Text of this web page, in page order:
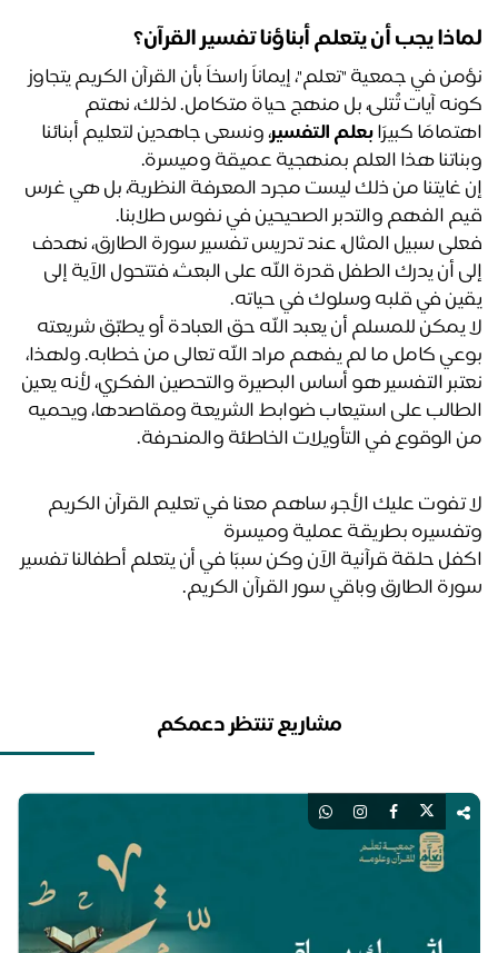
يجب أن يتعلم أبناؤنا تفسير القرآن؟
نؤمن في جمعية "تعلم"، إيماناً راسخاً بأن القرآن الكريم يتجاوز
كونه آيات تُتلى، بل منهج حياة متكامل. لذلك، نهتم
كبيرًا بعلم التفسير
، ونسعى جاهدين لتعليم أبنائنا
هذا العلم بمنهجية عميقة وميسرة.
إن غايتنا من ذلك ليست مجرد المعرفة النظرية، بل هي غرس
الفهم والتدبر الصحيحين في نفوس طلابنا.
فعلى سبيل المثال، عند تدريس تفسير سورة الطارق، نهدف
إلى أن يدرك الطفل قدرة الله على البعث، فتتحول الآية إلى
في قلبه وسلوك في حياته.
لا يمكن للمسلم أن يعبد الله حق العبادة أو يطبّق شريعته
بوعي كامل ما لم يفهم مراد الله تعالى من خطابه. ولهذا،
نعتبر التفسير هو أساس البصيرة والتحصين الفكري، لأنه يعين
الطالب على استيعاب ضوابط الشريعة ومقاصدها، ويحميه
الوقوع في التأويلات الخاطئة والمنحرفة.
لا تفوت عليك الأجر، ساهم معنا في تعليم القرآن الكريم
بطريقة عملية وميسرة
اكفل حلقة قرآنية الآن وكن سببًا في أن يتعلم أطفالنا تفسير
الطارق وباقي سور القرآن الكريم.
مشاريع تنتظر دعمكم